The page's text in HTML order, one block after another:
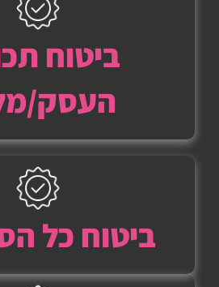
ביטוח
העסק/
ביטוח כל